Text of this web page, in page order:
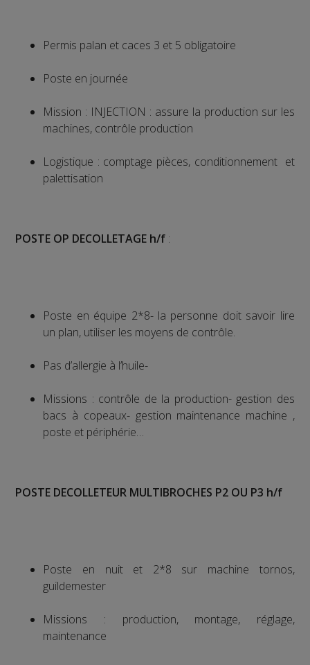
Permis palan et caces 3 et 5 obligatoire
Poste en journée
Mission : INJECTION : assure la production sur les
machines, contrôle production
Logistique : comptage pièces, conditionnement et
palettisation
POSTE OP DECOLLETAGE h/f :
Poste en équipe 2*8- la personne doit savoir lire
un plan, utiliser les moyens de contrôle.
Pas d’allergie à l’huile-
Missions : contrôle de la production- gestion des
bacs à copeaux- gestion maintenance machine ,
poste et périphérie…
POSTE DECOLLETEUR MULTIBROCHES P2 OU P3 h/f
Poste en nuit et 2*8 sur machine tornos,
guildemester
Missions : production, montage, réglage,
maintenance